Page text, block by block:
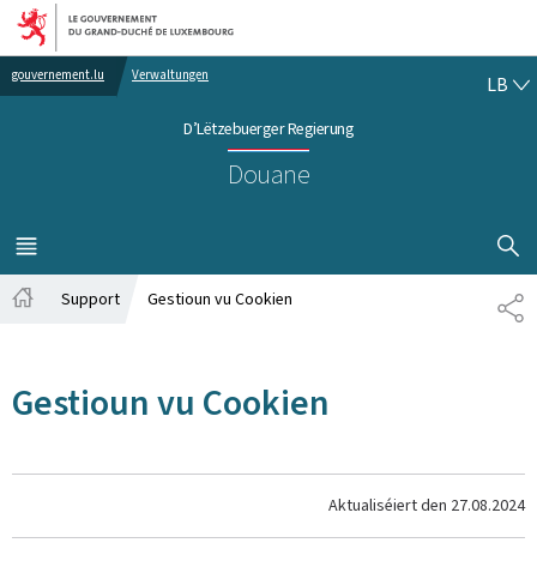
Bei den Haaptmenü goen
Bei den Inhalt goen
gouvernement.lu Verwaltungen
D’Lëtzebuerger Regierung
Douane
LB
MENÜ
HAAPT-
SHOW
Support Gestioun vu Cookien
Gestioun vu Cookien
Aktualiséiert den 27.08.2024